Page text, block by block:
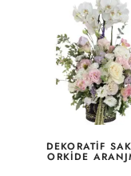
DEKORATIF
ORKIDE